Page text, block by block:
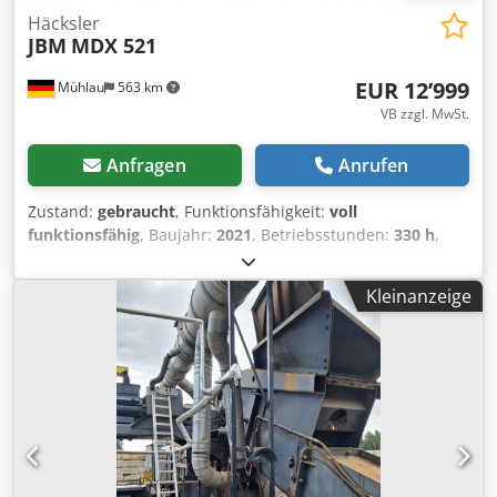
Mühlau 563 km
Häcksler
JBM MDX 521
EUR 12’999
VB zzgl. MwSt.
Anfragen Anrufen
Zustand: gebraucht, Funktionsfähigkeit: voll
funktionsfähig, Baujahr: 2021, Betriebsstunden: 330 h,
, Mobilität:
netto : 12999€ brutto: 15468 € Baujahr: 2021
Betriebsstunden:330 Oberwagen drehbar Auswurfrohr
drehbar guter Zustand siehe Bilder Preis netto 12999 €
plus 19 % Umsatzsteuer Codpfx Aezidx Tjg Ijha
Hackdurchmesser 160 mm Gewicht 1300 kg Motor Kubota
D1305 2 Stück Einzugswalzen Powercontrol/
Überlastungsschutz Messer Normalschnitt Zustand siehe
Bilder Papiere vorhanden( /Betriebserlaubneis
/Zulassungsbescheinigung Teil 1/Tüv vorhanden)
Zugdeichsel mit Kugelkopf Verkauf an Gewerbe
Kleinanzeige